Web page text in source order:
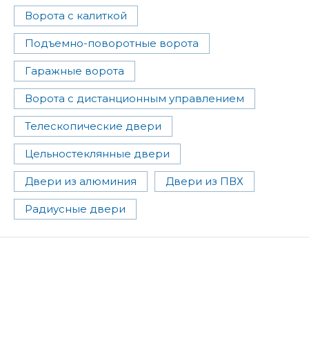
Ворота с калиткой
Подъемно-поворотные ворота
Гаражные ворота
Ворота с дистанционным управлением
Телескопические двери
Цельностеклянные двери
Двери из алюминия Двери из ПВХ
Радиусные двери